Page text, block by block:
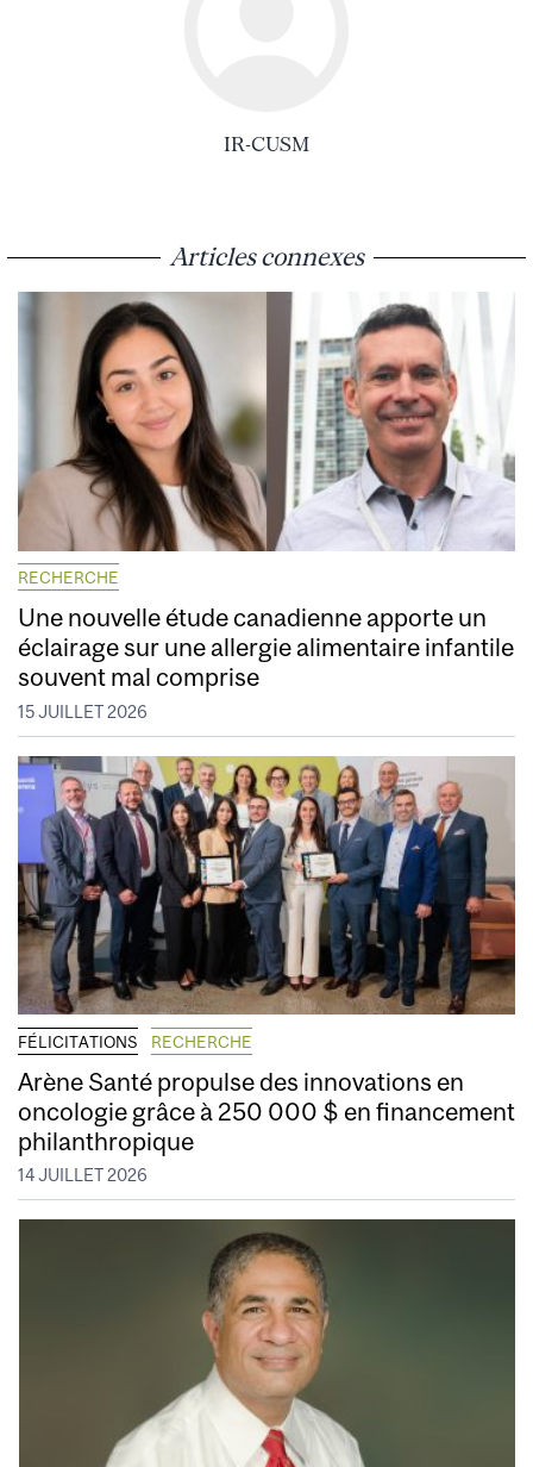
IR-CUSM
Articles connexes
RECHERCHE
Une nouvelle étude canadienne apporte un
éclairage sur une allergie alimentaire infantile
souvent mal comprise
15 JUILLET 2026
FÉLICITATIONS RECHERCHE
Arène Santé propulse des innovations en
oncologie grâce à 250 000 $ en financement
philanthropique
14 JUILLET 2026